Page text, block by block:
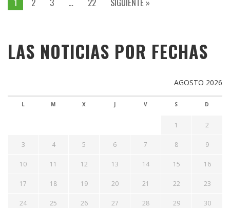
LAS NOTICIAS POR FECHAS
AGOSTO 2026
L M X J V S D
1 2
3 4 5 6 7 8 9
10 11 12 13 14 15 16
17 18 19 20 21 22 23
24 25 26 27 28 29 30